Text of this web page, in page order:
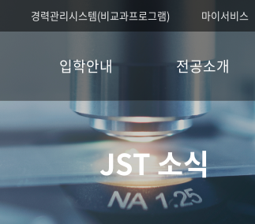
경력관리시스템(비교과프로그램) 마이서비스
입학안내 전공소개
JST 소식